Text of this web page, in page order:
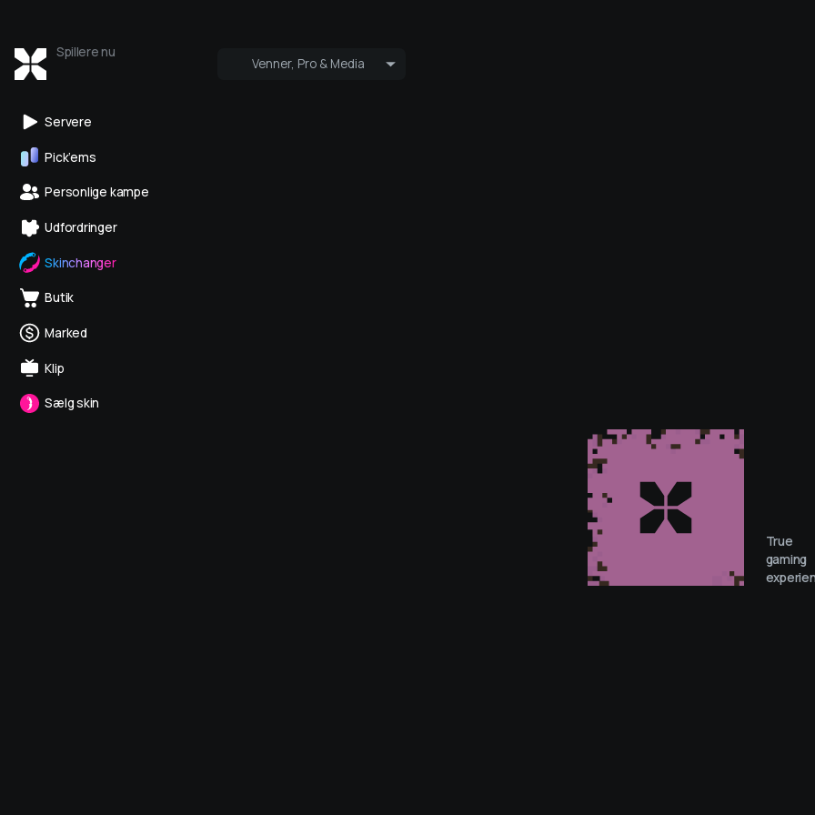
Spillere nu
Venner, Pro & Media
Servere
Pick’ems
Personlige kampe
Udfordringer
Skinchanger
Butik
Marked
Klip
Sælg skin
True
gaming